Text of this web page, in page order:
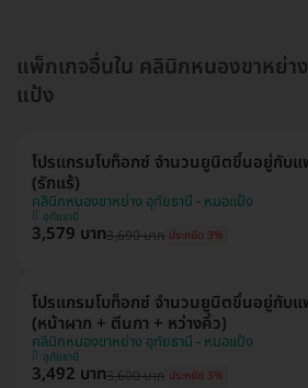
แพ็กเกจอื่นใน คลินิกหนองขาหย่า
แป้ง
โปรแกรมโบท็อกซ์ จำนวนยูนิตขึ้นอยู่กับแ
(รักแร้)
คลินิกหนองขาหย่าง อุทัยธานี - หมอแป้ง
อุทัยธานี
3,579 บาท3,690 บาท ประหยัด 3%
โปรแกรมโบท็อกซ์ จำนวนยูนิตขึ้นอยู่กับแ
(หน้าผาก + ตีนกา + หว่างคิ้ว)
คลินิกหนองขาหย่าง อุทัยธานี - หมอแป้ง
อุทัยธานี
3,492 บาท3,600 บาท ประหยัด 3%